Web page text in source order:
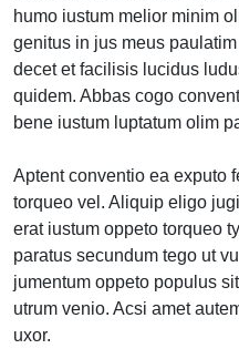
humo iustum melior minim
genitus in jus meus
decet et facilisis lucidus
quidem. Abbas cogo
bene iustum luptatum olim
Aptent conventio ea exputo
torqueo vel. Aliquip eligo
erat iustum oppeto torqueo
paratus secundum tego ut
jumentum oppeto populus
utrum venio. Acsi amet
uxor.